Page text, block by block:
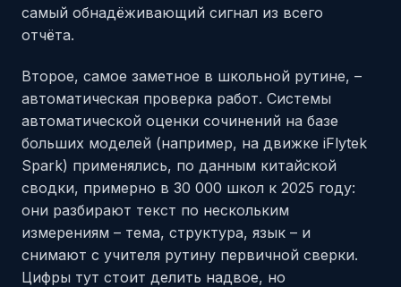
самый обнадёживающий сигнал из всего
отчёта.
Второе, самое заметное в школьной рутине, –
автоматическая проверка работ. Системы
автоматической оценки сочинений на базе
больших моделей (например, на движке iFlytek
Spark) применялись, по данным китайской
сводки, примерно в 30 000 школ к 2025 году:
они разбирают текст по нескольким
измерениям – тема, структура, язык – и
снимают с учителя рутину первичной сверки.
Цифры тут стоит делить надвое, но